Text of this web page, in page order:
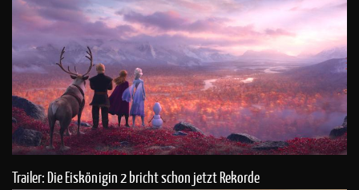
Trailer: Die Eiskönigin 2 bricht schon jetzt Rekorde